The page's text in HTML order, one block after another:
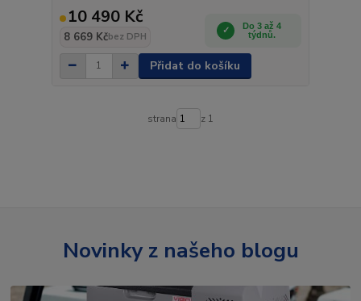
10 490 Kč
8 669 Kčbez DPH
Do 3 až 4
týdnů.
Přidat do košíku
strana z 1
Novinky z našeho blogu